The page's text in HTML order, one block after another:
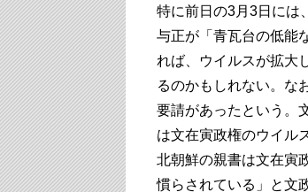
特に前日の3月3日には
与正が「青瓦台の低能
れば、ウイルスが拡大
るのかもしれない。な
要請があったという。
は文在寅政権のウイル
北朝鮮の親書は文在寅
慣らされている」と文